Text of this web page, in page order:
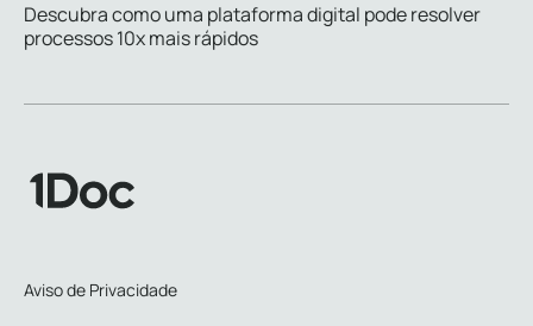
Descubra como uma plataforma digital pode resolver
processos 10x mais rápidos
Aviso de Privacidade